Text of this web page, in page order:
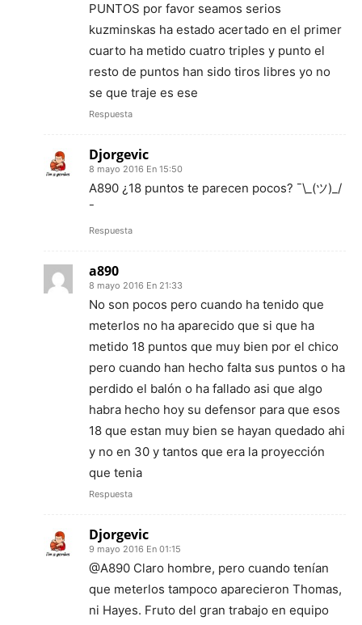
PUNTOS por favor seamos serios
kuzminskas ha estado acertado en el primer
cuarto ha metido cuatro triples y punto el
resto de puntos han sido tiros libres yo no
se que traje es ese
Respuesta
Djorgevic
8 mayo 2016 En 15:50
A890 ¿18 puntos te parecen pocos? ¯\_(ツ)_/
¯
Respuesta
a890
8 mayo 2016 En 21:33
No son pocos pero cuando ha tenido que
meterlos no ha aparecido que si que ha
metido 18 puntos que muy bien por el chico
pero cuando han hecho falta sus puntos o ha
perdido el balón o ha fallado asi que algo
habra hecho hoy su defensor para que esos
18 que estan muy bien se hayan quedado ahi
y no en 30 y tantos que era la proyección
que tenia
Respuesta
Djorgevic
9 mayo 2016 En 01:15
@A890 Claro hombre, pero cuando tenían
que meterlos tampoco aparecieron Thomas,
ni Hayes. Fruto del gran trabajo en equipo